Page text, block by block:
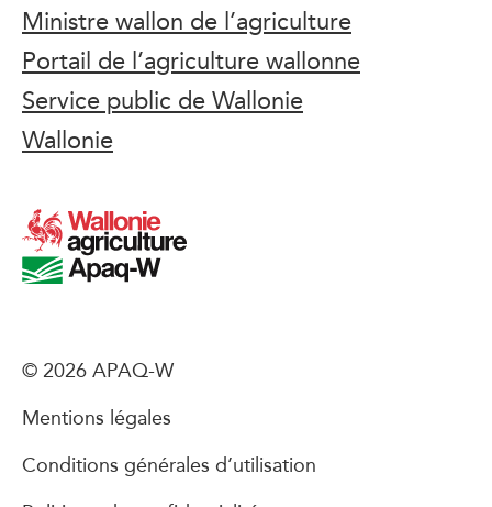
Ministre wallon de l’agriculture
Portail de l’agriculture wallonne
Service public de Wallonie
Wallonie
© 2026 APAQ-W
Mentions légales
Conditions générales d’utilisation